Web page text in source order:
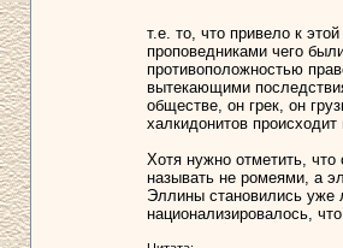
т.е. то, что привело к
проповедниками чего
противоположностью
вытекающими
обществе, он грек, он
халкидонитов
Хотя нужно отметить, что
называть не ромеями, а
Эллины становились уже
национализировалось,